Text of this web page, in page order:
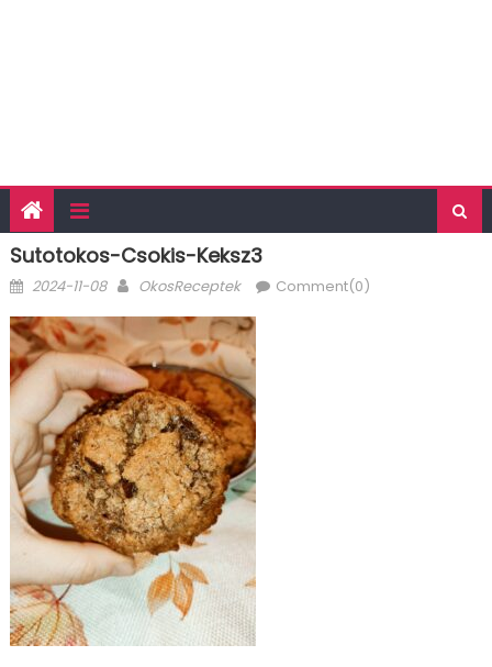
Sutotokos-Csokis-Keksz3
Posted
2024-11-08 Author
OkosReceptek Comment(0)